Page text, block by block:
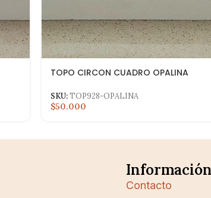
TOPO CIRCON CUADRO OPALINA
SKU:TOP928-OPALINA
$50.000
Contacto